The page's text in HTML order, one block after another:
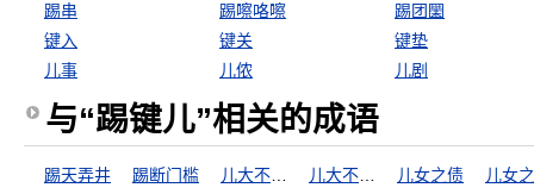
踢串 踢嚓咯嚓
踢团圞
键入
键关
键垫
儿事
儿侬 儿剧
与“踢键儿”相关的成语
踢天弄井 踢断门槛 儿女之债 儿女